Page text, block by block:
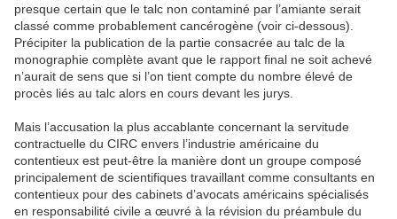
presque certain que le talc non contaminé par l’amiante serait
classé comme probablement cancérogène (voir ci-dessous).
Précipiter la publication de la partie consacrée au talc de la
monographie complète avant que le rapport final ne soit achevé
n’aurait de sens que si l’on tient compte du nombre élevé de
procès liés au talc alors en cours devant les jurys.
Mais l’accusation la plus accablante concernant la servitude
contractuelle du CIRC envers l’industrie américaine du
contentieux est peut-être la manière dont un groupe composé
principalement de scientifiques travaillant comme consultants en
contentieux pour des cabinets d’avocats américains spécialisés
en responsabilité civile a œuvré à la révision du préambule du